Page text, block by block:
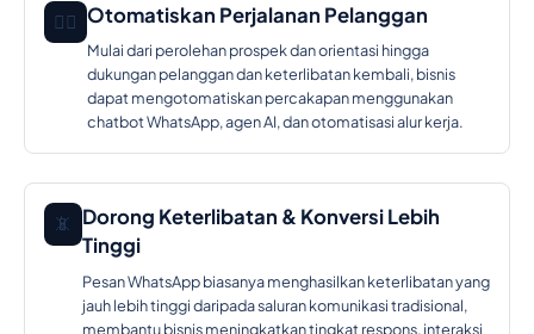
🕵️‍♂️ Otomatiskan Perjalanan Pelanggan
Mulai dari perolehan prospek dan orientasi hingga
dukungan pelanggan dan keterlibatan kembali, bisnis
dapat mengotomatiskan percakapan menggunakan
chatbot WhatsApp, agen AI, dan otomatisasi alur kerja.
📵 Dorong Keterlibatan & Konversi Lebih
Tinggi
Pesan WhatsApp biasanya menghasilkan keterlibatan yang
jauh lebih tinggi daripada saluran komunikasi tradisional,
membantu bisnis meningkatkan tingkat respons, interaksi